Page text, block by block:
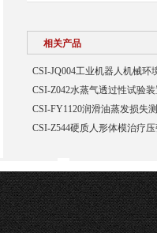
相关产品
CSI-JQ004工业机器人机械
CSI-Z042水蒸气透过性试验
CSI-FY1120润滑油蒸发损失
CSI-Z544硬质人形体模治疗